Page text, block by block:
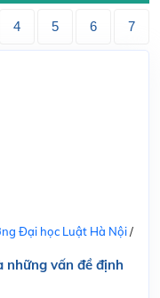
4 5 6 7
Đại học Luật Hà Nội/
những vấn đề định